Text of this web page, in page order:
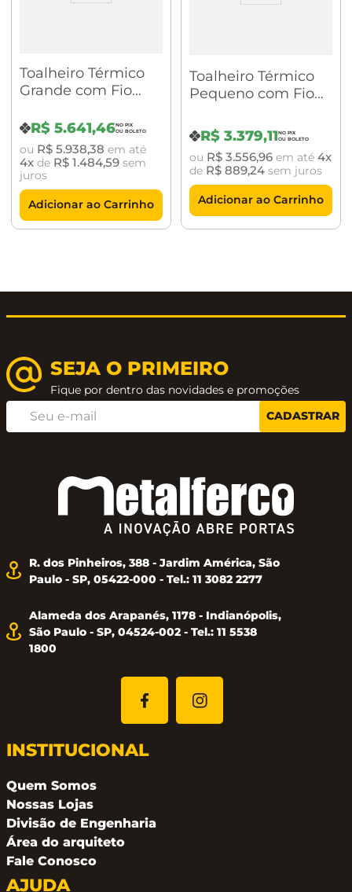
Número de barras: 04 barras retas retangulares.
Potência: 50W
Tensão: 127v ou 220v
Tamanho do Cabo: 1 metro
Posição Saída do Cabo Elétrico: Livre
UTILIDADES:
(exceto o nylon);
Elimina a proliferação de fungos e bactérias nas
Organiza o Ambiente;
Decora e compõe o Ambiente;
Auxilia na desumidificação do ambiente;
de uso
TEMPO DE SECAGEM:
toalha úmida: 02 a 03 horas
toalha molhada: 04 a 05 horas
Pode ficar permanentemente ligado;
Possibilidade de utilização em outros ambientes,
Toalheiro Térmico
Grande com Fio
Premium Digital
Preto Fosco
Crismoe
R$ 5.641,46
ou R$ 5.938,38 em até
4 de R$ 1.484,59sem
juros
Adicionar ao Carrinho
Toalheiro Térmico
Pequeno com Fio
Premium Preto
Fosco Crismoe
R$ 3.379,11
ou R$ 3.556,96em até 4
de R$ 889,24sem juros
Adicionar ao Carrinho
SEJA O PRIMEIRO
Fique por dentro das novidades e promoções
CADASTRAR
R. dos Pinheiros, 388 - Jardim América, São
Paulo - SP, 05422-000 - Tel.: 11 3082 2277
Alameda dos Arapanés, 1178 - Indianópolis,
São Paulo - SP, 04524-002 - Tel.: 11 5538
1800
INSTITUCIONAL
Quem Somos
Nossas Lojas
Divisão de Engenharia
Área do arquiteto
Fale Conosco
AJUDA